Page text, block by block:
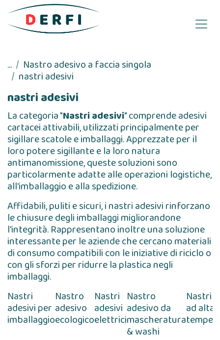
Passa al contenuto
... Nastro adesivo a faccia singola
nastri adesivi
nastri adesivi
La categoria "Nastri adesivi" comprende adesivi
cartacei attivabili, utilizzati principalmente per
sigillare scatole e imballaggi. Apprezzate per il
loro potere sigillante e la loro natura
antimanomissione, queste soluzioni sono
particolarmente adatte alle operazioni logistiche,
all'imballaggio e alla spedizione.
Affidabili, puliti e sicuri, i nastri adesivi rinforzano
le chiusure degli imballaggi migliorandone
l'integrità. Rappresentano inoltre una soluzione
interessante per le aziende che cercano materiali
di consumo compatibili con le iniziative di riciclo o
con gli sforzi per ridurre la plastica negli
imballaggi.
Nastri
adesivi per
imballaggio
Nastro
adesivo
ecologico
Nastri
adesivi
elettrici
Nastro
adesivo da
mascheratura
& washi
Nastri
ad alta